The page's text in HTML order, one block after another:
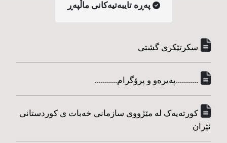
په‌ڕه‌ تایبه‌تیه‌کانی ماڵپه‌ڕ
سکرتێکری گشتی
...........په‌یره‌و و پرۆگرام...........
کورته‌یه‌ک له مێژووی سازمانی خه‌بات ی کوردستانی
ئێران